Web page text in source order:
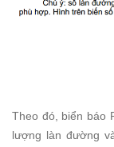
Theo đó, biển báo
lượng làn đường